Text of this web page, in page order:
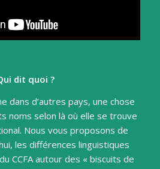
dit quoi ?
dans d’autres pays, une chose
noms selon là où elle se trouve
Nous vous proposons de
les différences linguistiques
CCFA autour des « biscuits de